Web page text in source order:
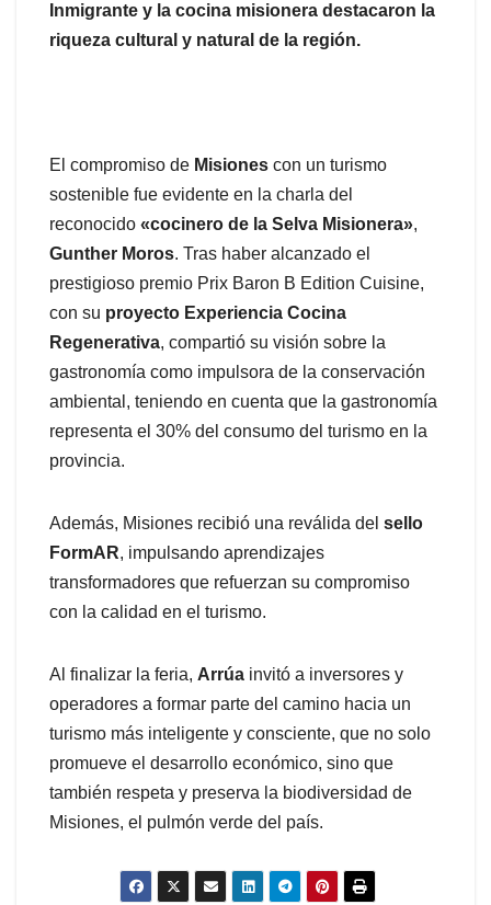
Inmigrante y la cocina misionera destacaron la
riqueza cultural y natural de la región.
El compromiso de Misiones con un turismo
sostenible fue evidente en la charla del
reconocido «cocinero de la Selva Misionera»,
Gunther Moros. Tras haber alcanzado el
prestigioso premio Prix Baron B Edition Cuisine,
con su proyecto Experiencia Cocina
Regenerativa, compartió su visión sobre la
gastronomía como impulsora de la conservación
ambiental, teniendo en cuenta que la gastronomía
representa el 30% del consumo del turismo en la
provincia.
Además, Misiones recibió una reválida del sello
FormAR, impulsando aprendizajes
transformadores que refuerzan su compromiso
con la calidad en el turismo.
Al finalizar la feria, Arrúa invitó a inversores y
operadores a formar parte del camino hacia un
turismo más inteligente y consciente, que no solo
promueve el desarrollo económico, sino que
también respeta y preserva la biodiversidad de
Misiones, el pulmón verde del país.